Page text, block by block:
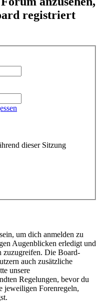
registriert
dieser Sitzung
um dich anmelden zu
Augenblicken erledigt und
zuzugreifen. Die Board-
auch zusätzliche
unsere
Regelungen, bevor du
jeweiligen Forenregeln,